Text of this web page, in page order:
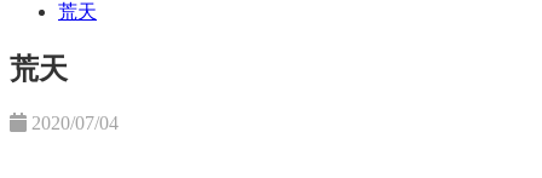
荒天
荒天
2020/07/04